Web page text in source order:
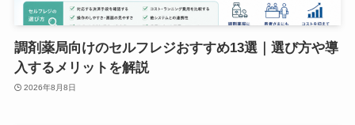
調剤薬局向けのセルフレジおすすめ13選｜選び方や導
入するメリットを解説
2026年8月8日